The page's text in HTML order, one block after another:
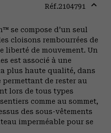
Réf.2104791
se compose d’un seul
cloisons rembourrées de
liberté de mouvement. Un
est associé à une
plus haute qualité, dans
de rester au
lors de tous types
comme au sommet,
des sous-vêtements
imperméable pour se